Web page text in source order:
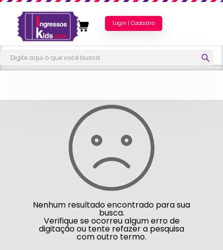
Login | Cadastro
Nenhum resultado encontrado para sua
busca.
Verifique se ocorreu algum erro de
digitação ou tente refazer a pesquisa
com outro termo.